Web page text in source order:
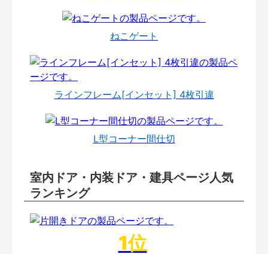
ねこゲート
ラインフレーム[インセット] 4枚引違
L型コーナー間仕切
室内ドア・内装ドア・建具ページ人気
ランキング